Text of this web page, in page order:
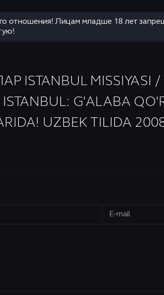
отношения! Лицам младше 18 лет
ISTANBUL MISSIYASI /
ISTANBUL: G'ALABA
UZBEK TILIDA